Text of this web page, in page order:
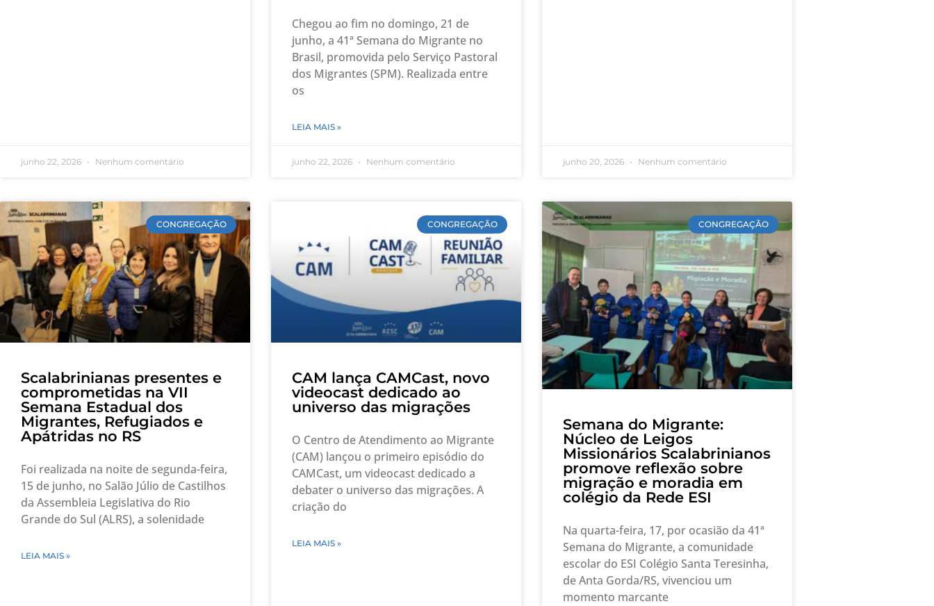
junho 22, 2026 Nenhum comentário
Chegou ao fim no domingo, 21 de
junho, a 41ª Semana do Migrante no
Brasil, promovida pelo Serviço Pastoral
dos Migrantes (SPM). Realizada entre
os
LEIA MAIS »
junho 22, 2026 Nenhum comentário junho 20, 2026 Nenhum comentário
CONGREGAÇÃO
Scalabrinianas presentes e
comprometidas na VII
Semana Estadual dos
Migrantes, Refugiados e
Apátridas no RS
Foi realizada na noite de segunda-feira,
15 de junho, no Salão Júlio de Castilhos
da Assembleia Legislativa do Rio
Grande do Sul (ALRS), a solenidade
LEIA MAIS »
CONGREGAÇÃO
CAM lança CAMCast, novo
videocast dedicado ao
universo das migrações
O Centro de Atendimento ao Migrante
(CAM) lançou o primeiro episódio do
CAMCast, um videocast dedicado a
debater o universo das migrações. A
criação do
LEIA MAIS »
CONGREGAÇÃO
Semana do Migrante:
Núcleo de Leigos
Missionários Scalabrinianos
promove reflexão sobre
migração e moradia em
colégio da Rede ESI
Na quarta-feira, 17, por ocasião da 41ª
Semana do Migrante, a comunidade
escolar do ESI Colégio Santa Teresinha,
de Anta Gorda/RS, vivenciou um
momento marcante